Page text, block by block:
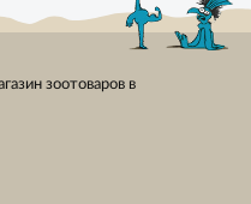
зоотоваров в